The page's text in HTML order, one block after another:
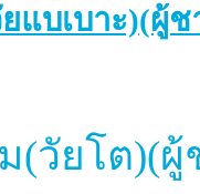
แบเบาะ)(ผู้ช
(วัยโต)(ผู้